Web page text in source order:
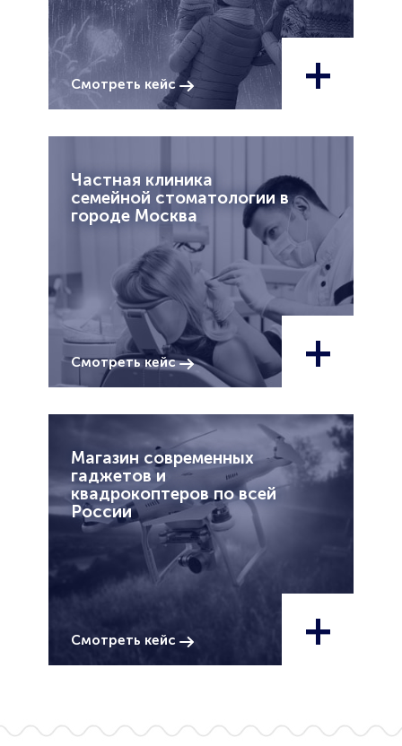
Смотреть кейс +
Частная клиника
семейной стоматологии в
городе Москва
Смотреть кейс +
Магазин современных
гаджетов и
квадрокоптеров по всей
России
Смотреть кейс +